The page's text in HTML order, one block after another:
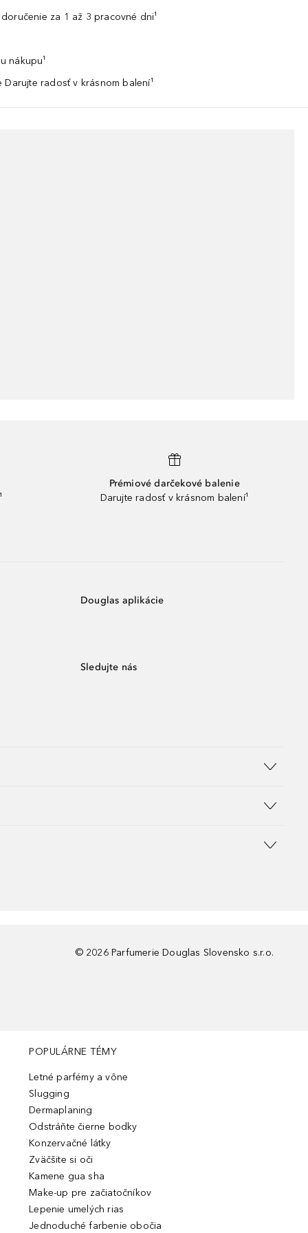
za 1 až 3 pracovné dni¹
nákupu¹
radosť v krásnom balení¹
Prémiové darčekové balenie
Darujte radosť v krásnom balení¹
Douglas aplikácie
Sledujte nás
© 2026 Parfumerie Douglas Slovensko s.r.o.
POPULÁRNE TÉMY
Letné parfémy a vône
Slugging
Dermaplaning
Odstráňte čierne bodky
Konzervačné látky
Zväčšite si oči
Kamene gua sha
Make-up pre začiatočníkov
Lepenie umelých rias
Jednoduché farbenie obočia